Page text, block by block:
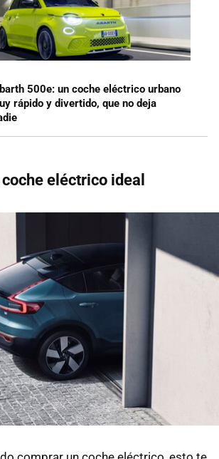
500e: un coche eléctrico urbano
rápido y divertido, que no deja
eléctrico ideal